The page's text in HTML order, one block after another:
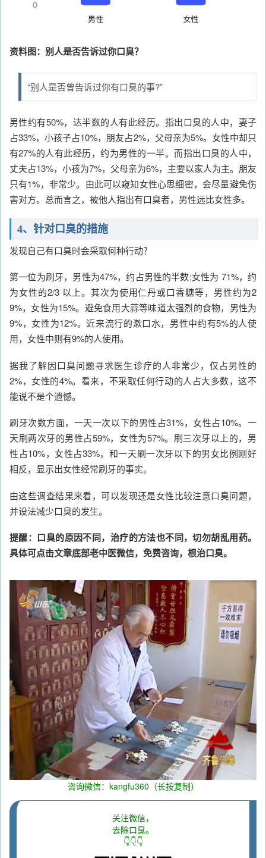
资料图：别人是否告诉过你口臭？
“别人是否曾告诉过你有口臭的事?”
男性约有50%，达半数的人有此经历。指出口臭的人中，妻子
占33%，小孩子占10%，朋友占2%，父母亲为5%。女性中却只
有27%的人有此经历，约为男性的一半。而指出口臭的人中，
丈夫占13%，小孩为7%，父母亲为6%，主要以家人为主。朋友
只有1%，非常少。由此可以窥知女性心思细密，会尽量避免伤
害对方。总而言之，被他人指出有口臭者，男性远比女性多。
4、针对口臭的措施
发现自己有口臭时会采取何种行动？
第一位为刷牙，男性为47%，约占男性的半数;女性为 71%，约
为女性的2/3 以上。其次为使用仁丹或口香糖等，男性约为2
9%，女性为15%。避免食用大蒜等味道太强烈的食物，男性为
9%，女性为12%。近来流行的漱口水，男性中约有5%的人使
用，女性中则有9%的人使用。
据我了解因口臭问题寻求医生诊疗的人非常少，仅占男性的
2%，女性的4%。看来，不采取任何行动的人占大多数，这不
能说不是个遗憾。
刷牙次数方面，一天一次以下的男性占31%，女性占10%。一
天刷两次牙的男性占59%，女性为57%。刷三次牙以上的，男
性占10%，女性占33%，和一天刷一次牙以下的男女比例刚好
相反，显示出女性经常刷牙的事实。
由这些调查结果来看，可以发现还是女性比较注意口臭问题，
并设法减少口臭的发生。
提醒：口臭的原因不同，治疗的方法也不同，切勿胡乱用药。
具体可点击文章底部老中医微信，免费咨询，根治口臭。
咨询微信：kangfu360（长按复制）
关注微信，
去除口臭。
👇👇👇